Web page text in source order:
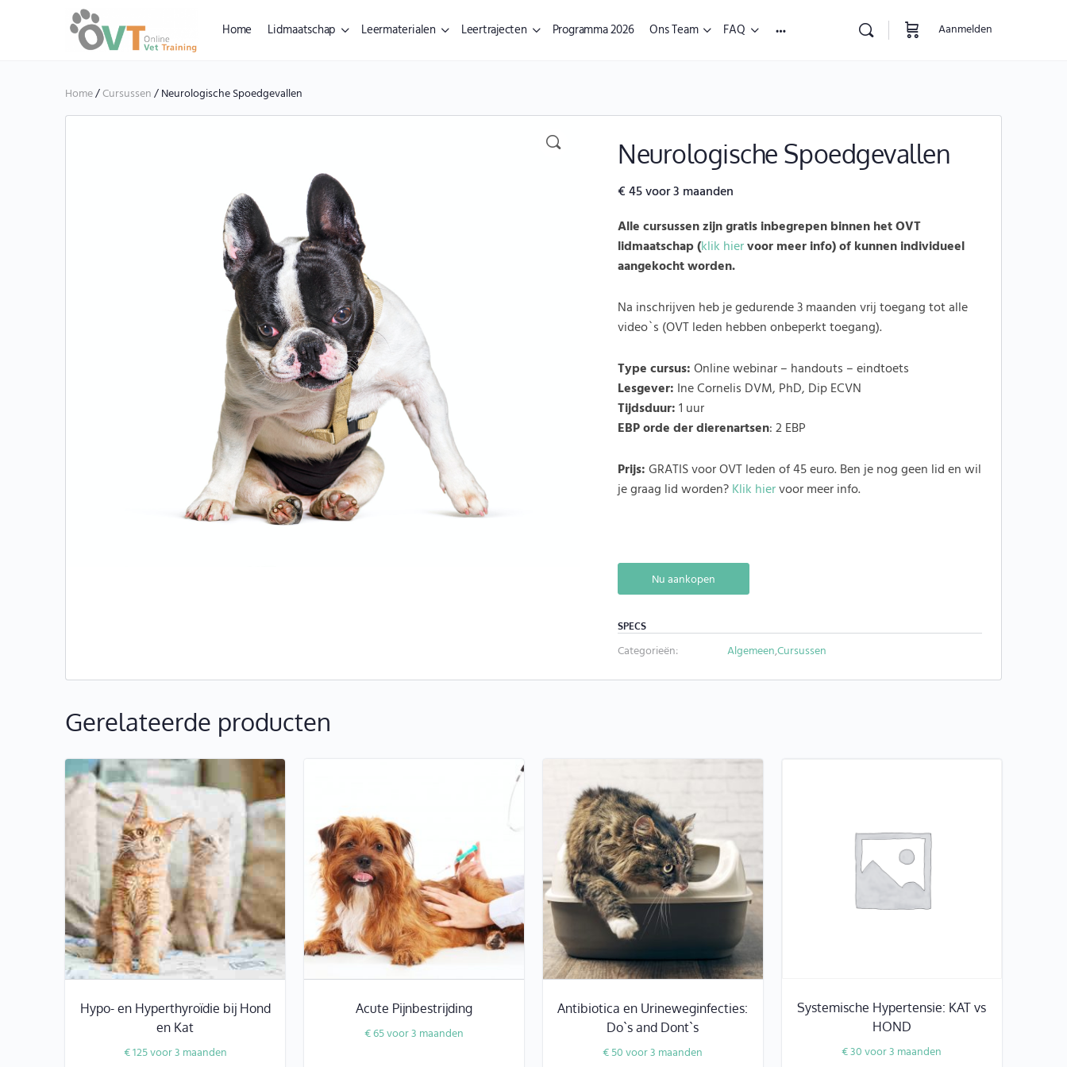
Home Lidmaatschap Leermaterialen Leertrajecten Programma 2026 Ons Team FAQ Aanmelden
Home/Cursussen/ Neurologische Spoedgevallen
Neurologische Spoedgevallen
€45voor 3 maanden
Alle cursussen zijn gratis inbegrepen binnen het OVT
lidmaatschap (klik hiervoor meer info) of kunnen individueel
aangekocht worden.
Na inschrijven heb je gedurende 3 maanden vrij toegang tot alle
video`s (OVT leden hebben onbeperkt toegang).
Type cursus:Online webinar – handouts – eindtoets
Lesgever: Ine Cornelis DVM, PhD, Dip ECVN
Tijdsduur:1 uur
EBP orde der dierenartsen: 2 EBP
Prijs:GRATIS voor OVT leden of 45 euro. Ben je nog geen lid en wil
je graag lid worden?Klik hiervoor meer info.
Nu aankopen
SPECS
Categorieën: Algemeen,Cursussen
Gerelateerde producten
Hypo- en Hyperthyroïdie bij Hond
en Kat
€125voor 3 maanden
Acute Pijnbestrijding
€65voor 3 maanden
Antibiotica en Urineweginfecties:
Do`s and Dont`s
€50 voor 3 maanden
Systemische Hypertensie: KAT vs
HOND
€30 voor 3 maanden